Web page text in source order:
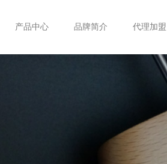
产品中心 品牌简介 代理加盟